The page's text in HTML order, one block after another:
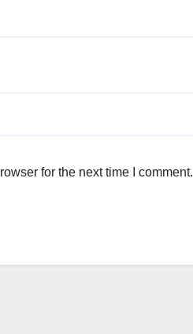
for the next time I comment.